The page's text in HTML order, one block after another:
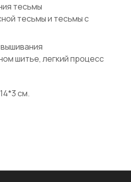
тесьмы
тесьмы и тесьмы с
шитье, легкий процесс
см.